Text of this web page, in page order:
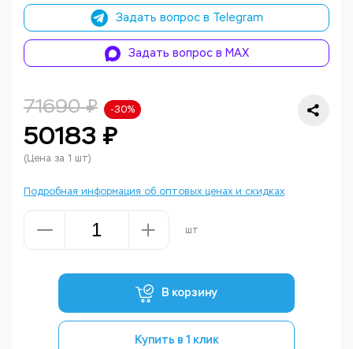
Задать вопрос в Telegram
Задать вопрос в MAX
71690 ₽ -30%
50183 ₽
(Цена за 1 шт)
Подробная информация об оптовых ценах и скидках
шт
В корзину
Купить в 1 клик